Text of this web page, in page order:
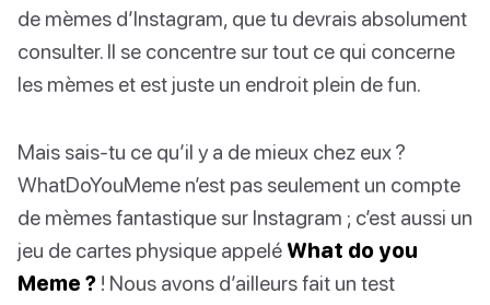
de mèmes d’Instagram, que tu devrais absolument
consulter. Il se concentre sur tout ce qui concerne
les mèmes et est juste un endroit plein de fun.
Mais sais-tu ce qu’il y a de mieux chez eux ?
WhatDoYouMeme n’est pas seulement un compte
de mèmes fantastique sur Instagram ; c’est aussi un
jeu de cartes physique appelé What do you
Meme ? ! Nous avons d’ailleurs fait un test